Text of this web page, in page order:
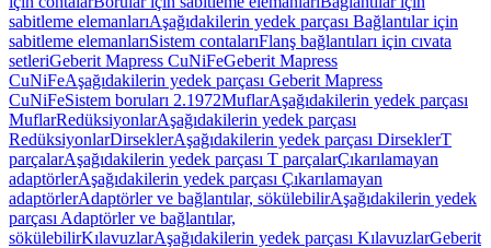
sabitleme elemanlarıAşağıdakilerin yedek parçası Bağlantılar için
sabitleme elemanlarıSistem contalarıFlanş bağlantıları için cıvata
setleriGeberit Mapress CuNiFeGeberit Mapress
CuNiFeAşağıdakilerin yedek parçası Geberit Mapress
CuNiFeSistem boruları 2.1972MuflarAşağıdakilerin yedek parçası
MuflarRedüksiyonlarAşağıdakilerin yedek parçası
RedüksiyonlarDirseklerAşağıdakilerin yedek parçası DirseklerT
parçalarAşağıdakilerin yedek parçası T parçalarÇıkarılamayan
adaptörlerAşağıdakilerin yedek parçası Çıkarılamayan
adaptörlerAdaptörler ve bağlantılar, sökülebilirAşağıdakilerin yedek
parçası Adaptörler ve bağlantılar,
sökülebilirKılavuzlarAşağıdakilerin yedek parçası KılavuzlarGeberit